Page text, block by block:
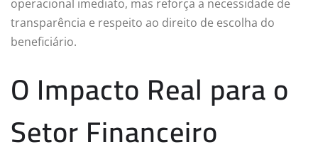
operacional imediato, mas reforça a necessidade de
transparência e respeito ao direito de escolha do
beneficiário.
O Impacto Real para o
Setor Financeiro